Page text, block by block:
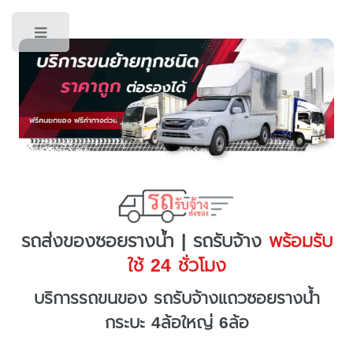
รถส่งของซอยรางน้ำ | รถรับจ้างพร้อมรับ
ใช้ 24 ชั่วโมง
บริการรถขนของ รถรับจ้างแถวซอยรางน้ำ
กระบะ 4ล้อใหญ่ 6ล้อ
Toggle